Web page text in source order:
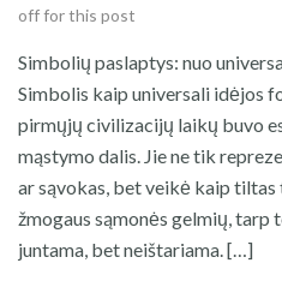
off for this post
Simbolių paslaptys: nuo
Simbolis kaip universali idėjos
pirmųjų civilizacijų laikų buvo
mąstymo dalis. Jie ne tik
ar sąvokas, bet veikė kaip
žmogaus sąmonės gelmių, tarp
juntama, bet neištariama. […]